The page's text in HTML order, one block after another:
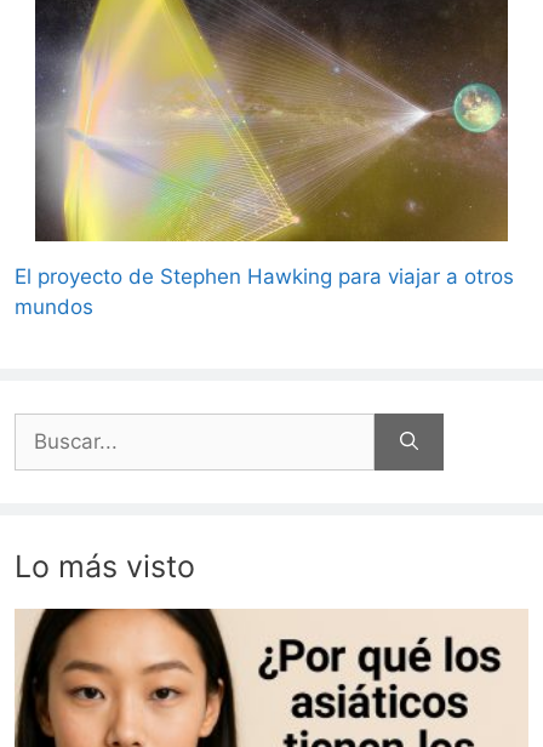
El proyecto de Stephen Hawking para viajar a otros
mundos
Lo más visto